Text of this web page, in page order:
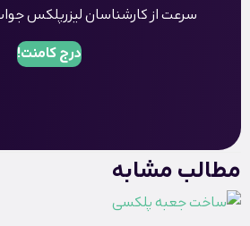
سرعت از کارشناسان لیزرپلکس
درج کامنت!
مطالب مشابه